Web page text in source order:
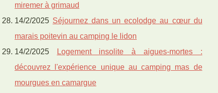
miremer à grimaud
14/2/2025 Séjournez dans un ecolodge au cœur du
marais poitevin au camping le lidon
14/2/2025
Logement insolite à aigues-mortes :
découvrez l'expérience unique au camping mas de
mourgues en camargue